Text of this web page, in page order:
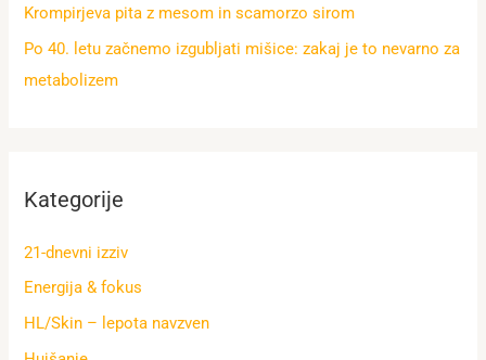
Krompirjeva pita z mesom in scamorzo sirom
Po 40. letu začnemo izgubljati mišice: zakaj je to nevarno za
metabolizem
Kategorije
21-dnevni izziv
Energija & fokus
HL/Skin – lepota navzven